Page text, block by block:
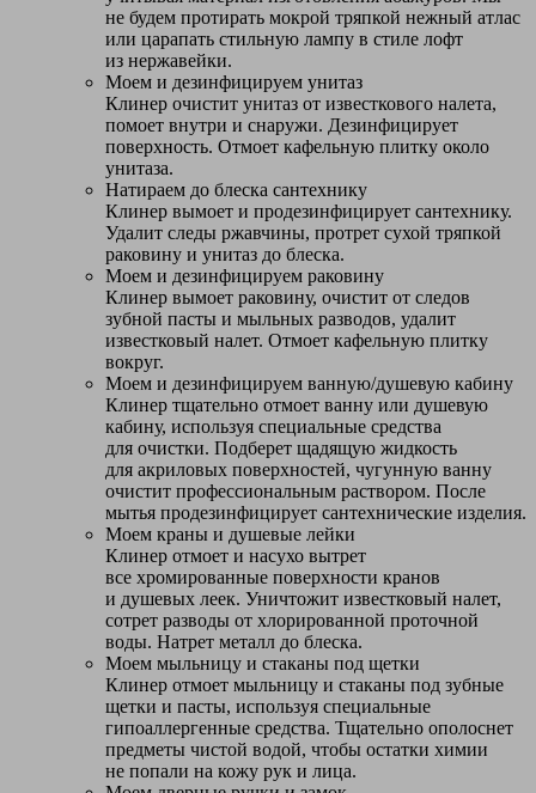
не будем протирать мокрой тряпкой нежный атлас
или царапать стильную лампу в стиле лофт
из нержавейки.
Моем и дезинфицируем унитаз
Клинер очистит унитаз от известкового налета,
помоет внутри и снаружи. Дезинфицирует
поверхность. Отмоет кафельную плитку около
унитаза.
Натираем до блеска сантехнику
Клинер вымоет и продезинфицирует сантехнику.
Удалит следы ржавчины, протрет сухой тряпкой
раковину и унитаз до блеска.
Моем и дезинфицируем раковину
Клинер вымоет раковину, очистит от следов
зубной пасты и мыльных разводов, удалит
известковый налет. Отмоет кафельную плитку
вокруг.
Моем и дезинфицируем ванную/душевую кабину
Клинер тщательно отмоет ванну или душевую
кабину, используя специальные средства
для очистки. Подберет щадящую жидкость
для акриловых поверхностей, чугунную ванну
очистит профессиональным раствором. После
мытья продезинфицирует сантехнические изделия.
Моем краны и душевые лейки
Клинер отмоет и насухо вытрет
все хромированные поверхности кранов
и душевых леек. Уничтожит известковый налет,
сотрет разводы от хлорированной проточной
воды. Натрет металл до блеска.
Моем мыльницу и стаканы под щетки
Клинер отмоет мыльницу и стаканы под зубные
щетки и пасты, используя специальные
гипоаллергенные средства. Тщательно ополоснет
предметы чистой водой, чтобы остатки химии
не попали на кожу рук и лица.